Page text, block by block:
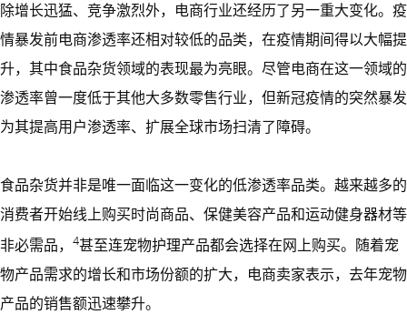
除增长迅猛、竞争激烈外，电商行业还经历了另一重大变化。疫
情暴发前电商渗透率还相对较低的品类，在疫情期间得以大幅提
升，其中食品杂货领域的表现最为亮眼。尽管电商在这一领域的
渗透率曾一度低于其他大多数零售行业，但新冠疫情的突然暴发
为其提高用户渗透率、扩展全球市场扫清了障碍。
食品杂货并非是唯一面临这一变化的低渗透率品类。越来越多的
消费者开始线上购买时尚商品、保健美容产品和运动健身器材等
非必需品，
4甚至连宠物护理产品都会选择在网上购买。随着宠
物产品需求的增长和市场份额的扩大，电商卖家表示，去年宠物
产品的销售额迅速攀升。